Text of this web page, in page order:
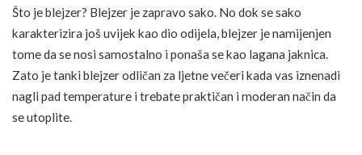
Što je blejzer? Blejzer je zapravo sako. No dok se sako
karakterizira još uvijek kao dio odijela, blejzer je namijenjen
tome da se nosi samostalno i ponaša se kao lagana jaknica.
Zato je tanki blejzer odličan za ljetne večeri kada vas iznenadi
nagli pad temperature i trebate praktičan i moderan način da
se utoplite.